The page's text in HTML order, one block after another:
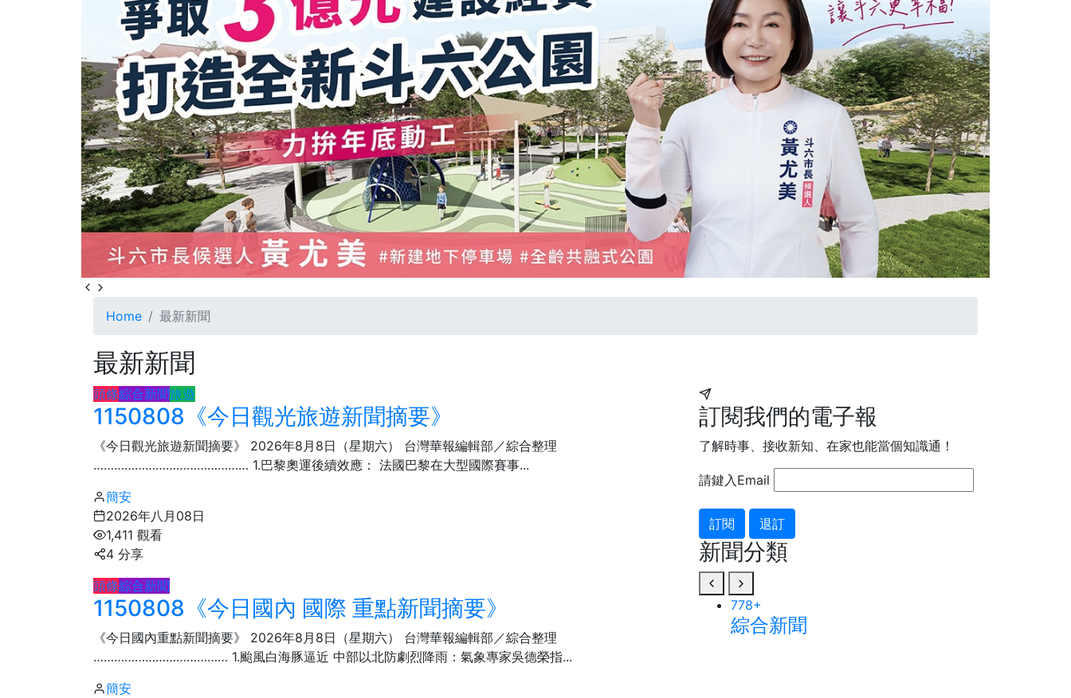
Home 最新新聞
最新新聞
頭條綜合新聞旅遊
1150808《今日觀光旅遊新聞摘要》
《今日觀光旅遊新聞摘要》 2026年8月8日（星期六） 台灣華報編輯部／綜合整理
……………………………………… 1.​巴黎奧運後續效應： 法國巴黎在大型國際賽事...
簡安
2026年八月08日
1,411 觀看
4 分享
頭條綜合新聞
1150808《今日國內 國際 重點新聞摘要》
《今日國內重點新聞摘要》 2026年8月8日（星期六） 台灣華報編輯部／綜合整理
………………………………… 1.颱風白海豚逼近 中部以北防劇烈降雨：​氣象專家吳德榮指...
簡安
訂閱我們的電子報
了解時事、接收新知、在家也能當個知識通！
請鍵入Email
訂閱 退訂
新聞分類
433 +
社會
778+
綜合新聞
177+
旅遊